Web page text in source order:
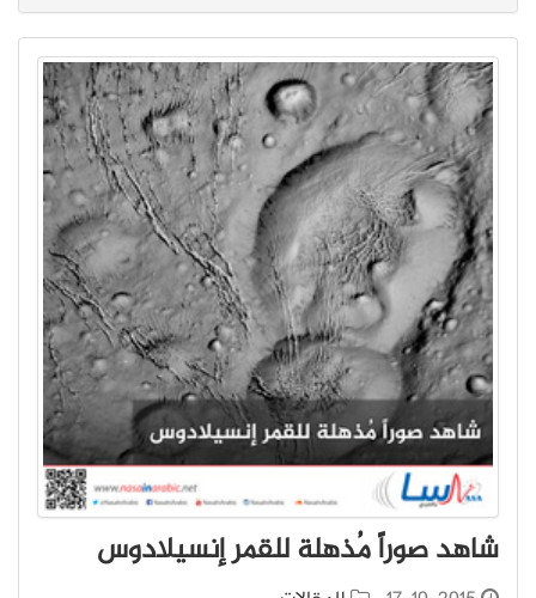
شاهد صوراً مُذهلة للقمر إنسيلادوس